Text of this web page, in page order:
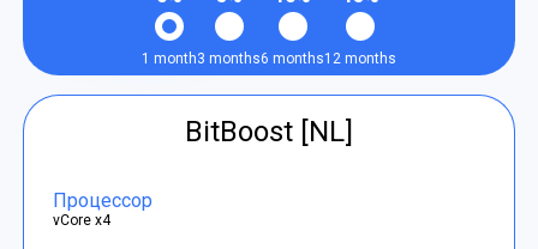
1 month3 months6 months12 months
BitBoost [NL]
Процессор
vCore x4